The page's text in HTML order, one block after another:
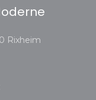
Rixheim((apre una